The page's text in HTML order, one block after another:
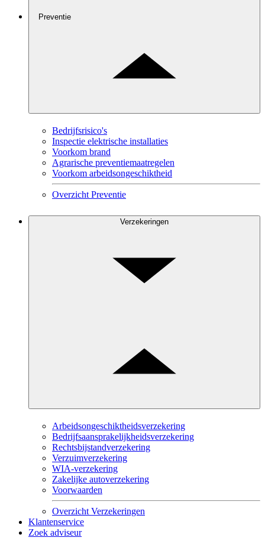
Preventie
Bedrijfsrisico's
Inspectie elektrische installaties
Voorkom brand
Agrarische preventiemaatregelen
Voorkom arbeidsongeschiktheid
Overzicht Preventie
Verzekeringen
Arbeidsongeschiktheidsverzekering
Bedrijfsaansprakelijkheidsverzekering
Rechtsbijstandverzekering
Verzuimverzekering
WIA-verzekering
Zakelijke autoverzekering
Voorwaarden
Overzicht Verzekeringen
Klantenservice
Zoek adviseur